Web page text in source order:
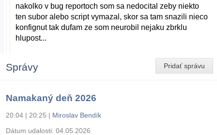
nakolko v bug reportoch som sa nedocital zeby niekto
ten subor alebo script vymazal, skor sa tam snazili nieco
konfignut tak dufam ze som neurobil nejaku zbrklu
hlupost...
Pridať správu
Správy
Namakaný deň 2026
20.04 | 20:25 | Miroslav Bendík
Dátum udalosti: 04.05.2026